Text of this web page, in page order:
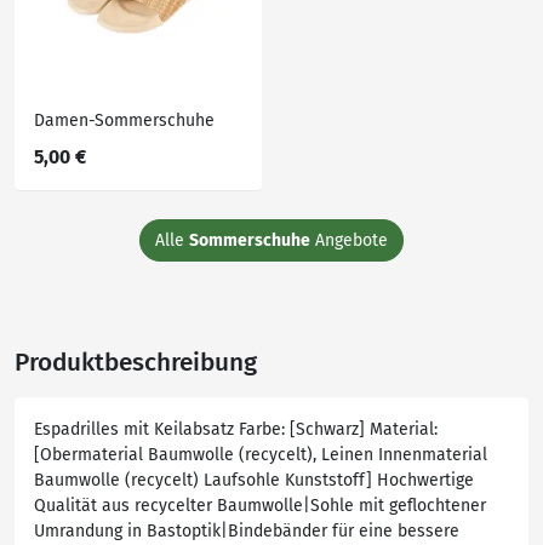
Damen-Sommerschuhe
5,00 €
Alle Sommerschuhe Angebote
Produktbeschreibung
Espadrilles mit Keilabsatz Farbe: [Schwarz] Material:
[Obermaterial Baumwolle (recycelt), Leinen Innenmaterial
Baumwolle (recycelt) Laufsohle Kunststoff] Hochwertige
Qualität aus recycelter Baumwolle|Sohle mit geflochtener
Umrandung in Bastoptik|Bindebänder für eine bessere